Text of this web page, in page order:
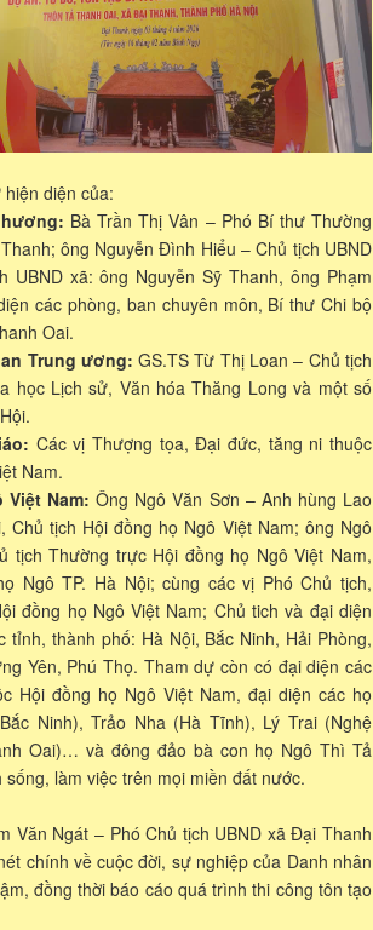
diện của:
Bà Trần Thị Vân – Phó Bí thư Thường
ông Nguyễn Đình Hiểu – Chủ tịch UBND
UBND xã: ông Nguyễn Sỹ Thanh, ông Phạm
các phòng, ban chuyên môn, Bí thư Chi bộ
Oai.
Trung ương: GS.TS Từ Thị Loan – Chủ tịch
học Lịch sử, Văn hóa Thăng Long và một số
Các vị Thượng tọa, Đại đức, tăng ni thuộc
Nam.
Việt Nam: Ông Ngô Văn Sơn – Anh hùng Lao
Chủ tịch Hội đồng họ Ngô Việt Nam; ông Ngô
tịch Thường trực Hội đồng họ Ngô Việt Nam,
Ngô TP. Hà Nội; cùng các vị Phó Chủ tịch,
đồng họ Ngô Việt Nam; Chủ tich và đại diện
tỉnh, thành phố: Hà Nội, Bắc Ninh, Hải Phòng,
Yên, Phú Thọ. Tham dự còn có đại diện các
Hội đồng họ Ngô Việt Nam, đại diện các họ
Ninh), Trảo Nha (Hà Tĩnh), Lý Trai (Nghệ
Oai)… và đông đảo bà con họ Ngô Thì Tả
làm việc trên mọi miền đất nước.
Văn Ngát – Phó Chủ tịch UBND xã Đại Thanh
chính về cuộc đời, sự nghiệp của Danh nhân
đồng thời báo cáo quá trình thi công tôn tạo